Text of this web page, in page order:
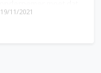
19/11/2021